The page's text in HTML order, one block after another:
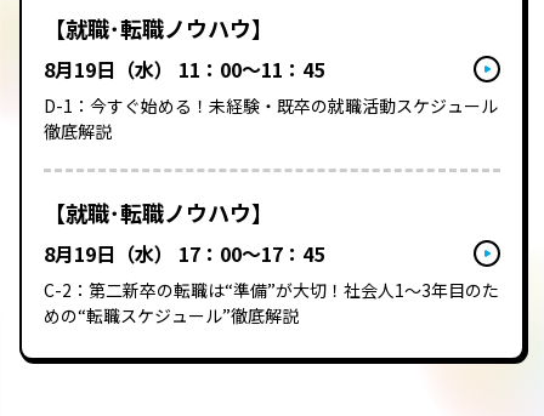
【就職･転職ノウハウ】
8月19日（水） 11：00～11：45
D-1：今すぐ始める！未経験・既卒の就職活動スケジュール
徹底解説
【就職･転職ノウハウ】
8月19日（水） 17：00～17：45
C-2：第二新卒の転職は“準備”が大切！社会人1～3年目のた
めの“転職スケジュール”徹底解説